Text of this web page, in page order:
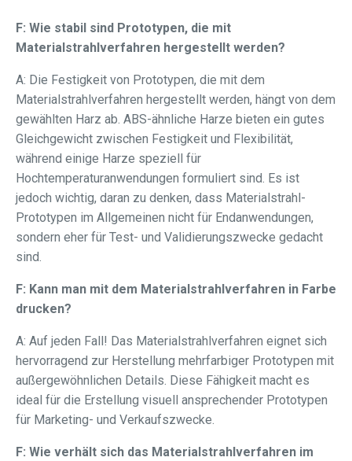
F: Wie stabil sind Prototypen, die mit
Materialstrahlverfahren hergestellt werden?
A: Die Festigkeit von Prototypen, die mit dem
Materialstrahlverfahren hergestellt werden, hängt von dem
gewählten Harz ab. ABS-ähnliche Harze bieten ein gutes
Gleichgewicht zwischen Festigkeit und Flexibilität,
während einige Harze speziell für
Hochtemperaturanwendungen formuliert sind. Es ist
jedoch wichtig, daran zu denken, dass Materialstrahl-
Prototypen im Allgemeinen nicht für Endanwendungen,
sondern eher für Test- und Validierungszwecke gedacht
sind.
F: Kann man mit dem Materialstrahlverfahren in Farbe
drucken?
A: Auf jeden Fall! Das Materialstrahlverfahren eignet sich
hervorragend zur Herstellung mehrfarbiger Prototypen mit
außergewöhnlichen Details. Diese Fähigkeit macht es
ideal für die Erstellung visuell ansprechender Prototypen
für Marketing- und Verkaufszwecke.
F: Wie verhält sich das Materialstrahlverfahren im